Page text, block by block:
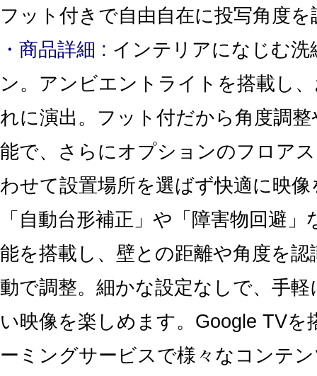
フット付きで自由自在に投写角度
・商品詳細 : インテリアになじむ
ン。アンビエントライトを搭載し
れに演出。フット付だから角度調
能で、さらにオプションのフロア
わせて設置場所を選ばず快適に映
「自動台形補正」や「障害物回避
能を搭載し、壁との距離や角度を
動で調整。細かな設定なしで、手
い映像を楽しめます。Google TVを
ーミングサービスで様々なコンテ